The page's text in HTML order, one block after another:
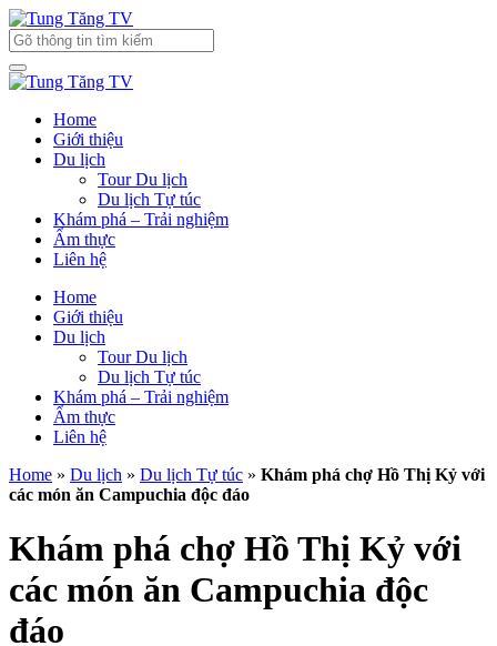
Home
Giới thiệu
Du lịch
Tour Du lịch
Du lịch Tự túc
Khám phá – Trải nghiệm
Ẩm thực
Liên hệ
Home
Giới thiệu
Du lịch
Tour Du lịch
Du lịch Tự túc
Khám phá – Trải nghiệm
Ẩm thực
Liên hệ
Home » Du lịch » Du lịch Tự túc » Khám phá chợ Hồ Thị Kỷ với
các món ăn Campuchia độc đáo
Khám phá chợ Hồ Thị Kỷ với
các món ăn Campuchia độc
đáo